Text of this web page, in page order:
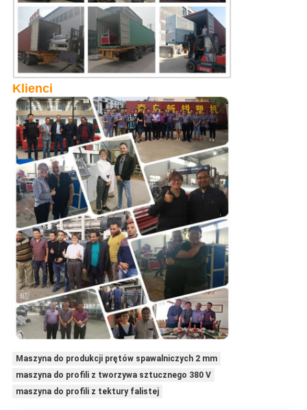
Klienci
Maszyna do produkcji prętów spawalniczych 2 mm
maszyna do profili z tworzywa sztucznego 380 V
maszyna do profili z tektury falistej